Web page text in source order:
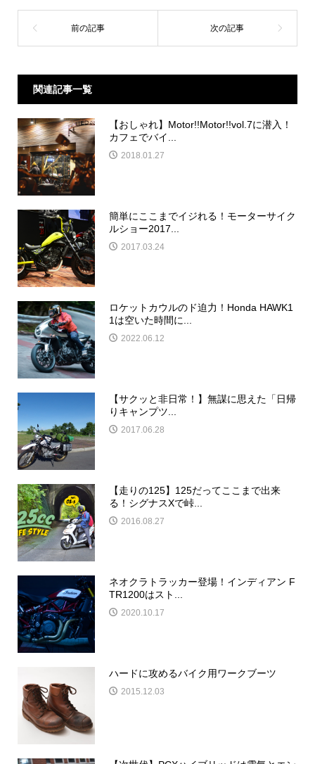
関連記事一覧
【おしゃれ】Motor!!Motor!!vol.7に潜入！
カフェでバイ...
2018.01.27
簡単にここまでイジれる！モーターサイク
ルショー2017...
2017.03.24
ロケットカウルのド迫力！Honda HAWK1
1は空いた時間に...
2022.06.12
【サクッと非日常！】無謀に思えた「日帰
りキャンプツ...
2017.06.28
【走りの125】125だってここまで出来
る！シグナスXで峠...
2016.08.27
ネオクラトラッカー登場！インディアン F
TR1200はスト...
2020.10.17
ハードに攻めるバイク用ワークブーツ
2015.12.03